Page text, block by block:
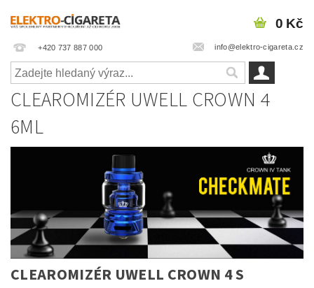
+420 737 887 000 info@elektro-cigareta.cz
0 Kč
CLEAROMIZÉR UWELL CROWN 4
6ML
CLEAROMIZÉR UWELL CROWN 4 S